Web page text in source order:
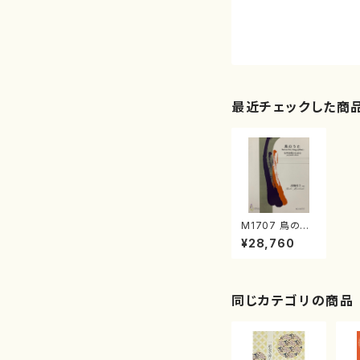
最近チェックした商
M1707 鳥の歌
（女声合唱/諸橋
玲子/楽譜）
¥28,760
同じカテゴリの商品